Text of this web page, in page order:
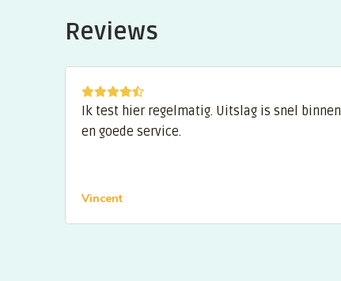
Reviews
Ik test hier regelmatig. Uitslag is snel binnen
en goede service.
Vincent